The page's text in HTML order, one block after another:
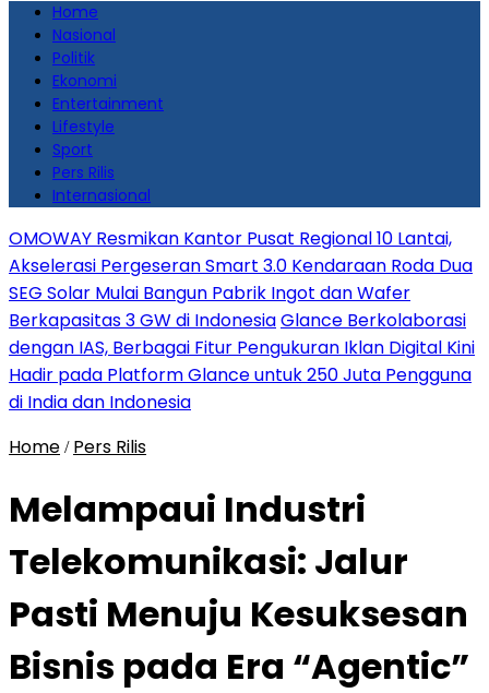
Home
Nasional
Politik
Ekonomi
Entertainment
Lifestyle
Sport
Pers Rilis
Internasional
OMOWAY Resmikan Kantor Pusat Regional 10 Lantai,
Akselerasi Pergeseran Smart 3.0 Kendaraan Roda Dua
SEG Solar Mulai Bangun Pabrik Ingot dan Wafer
Berkapasitas 3 GW di IndonesiaGlance Berkolaborasi
dengan IAS, Berbagai Fitur Pengukuran Iklan Digital Kini
Hadir pada Platform Glance untuk 250 Juta Pengguna
di India dan Indonesia
Home / Pers Rilis
Melampaui Industri
Telekomunikasi: Jalur
Pasti Menuju Kesuksesan
Bisnis pada Era “Agentic”